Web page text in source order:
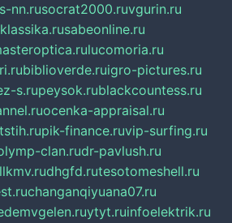
nn.rusocrat2000.ruvgurin.ru
sabeonline.ru
lucomoria.ru
biblioverde.ruigro-pictures.ru
s.rupeysok.rublackcountess.ru
ocenka-appraisal.ru
pik-finance.ruvip-surfing.ru
clan.rudr-pavlush.ru
dhgfd.rutesotomeshell.ru
changanqiyuana07.ru
ytyt.ruinfoelektrik.ru